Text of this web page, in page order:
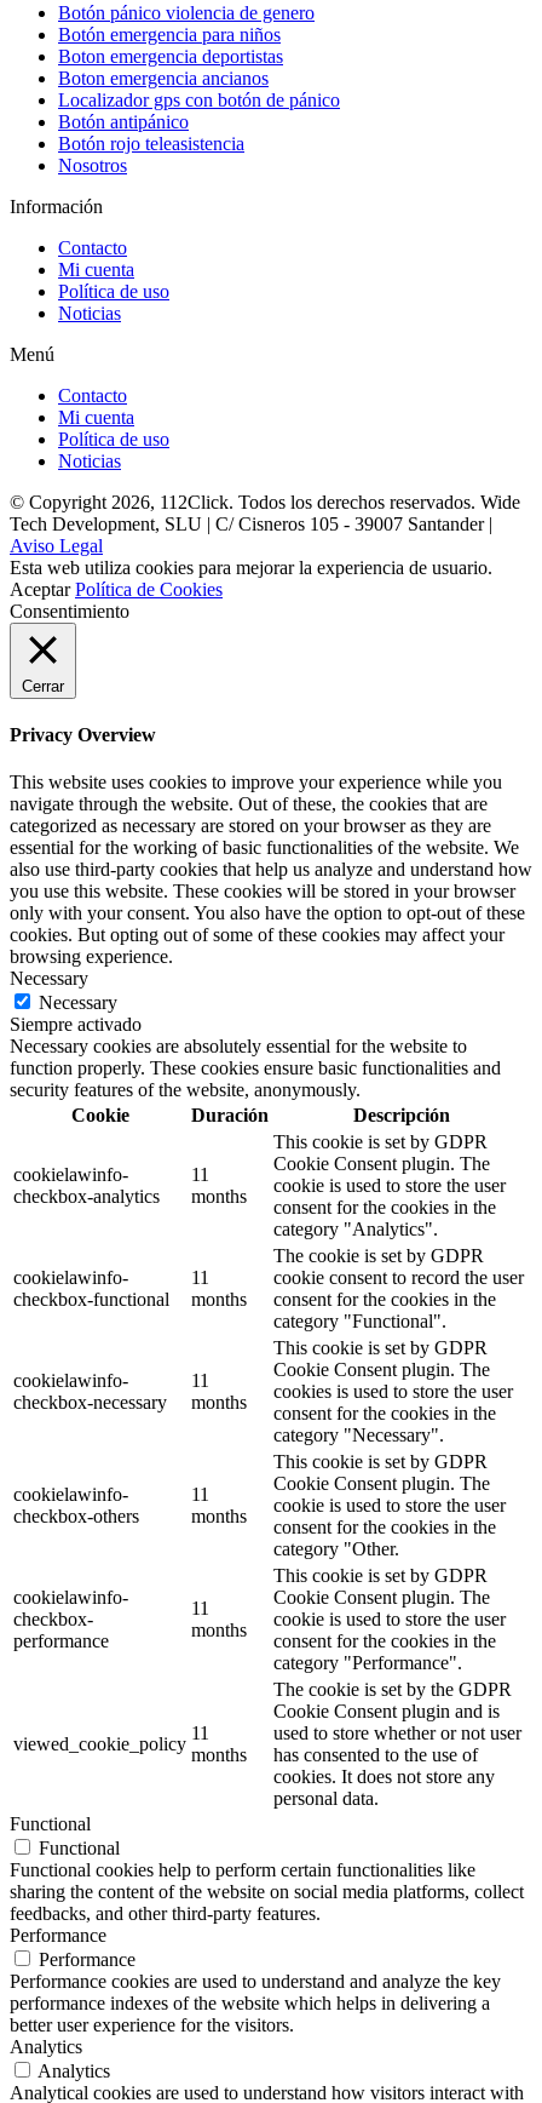
Botón pánico violencia de genero
Botón emergencia para niños
Boton emergencia deportistas
Boton emergencia ancianos
Localizador gps con botón de pánico
Botón antipánico
Botón rojo teleasistencia
Nosotros
Información
Contacto
Mi cuenta
Política de uso
Noticias
Menú
Contacto
Mi cuenta
Política de uso
Noticias
© Copyright 2026, 112Click. Todos los derechos reservados. Wide
Tech Development, SLU | C/ Cisneros 105 - 39007 Santander |
Aviso Legal
Esta web utiliza cookies para mejorar la experiencia de usuario.
Aceptar Política de Cookies
Consentimiento
Cerrar
Privacy Overview
This website uses cookies to improve your experience while you
navigate through the website. Out of these, the cookies that are
categorized as necessary are stored on your browser as they are
essential for the working of basic functionalities of the website. We
also use third-party cookies that help us analyze and understand how
you use this website. These cookies will be stored in your browser
only with your consent. You also have the option to opt-out of these
cookies. But opting out of some of these cookies may affect your
browsing experience.
Necessary
Necessary
Siempre activado
Necessary cookies are absolutely essential for the website to
function properly. These cookies ensure basic functionalities and
security features of the website, anonymously.
Cookie
Duración Descripción
cookielawinfo-
checkbox-analytics
11
months
This cookie is set by GDPR
Cookie Consent plugin. The
cookie is used to store the user
consent for the cookies in the
category "Analytics".
cookielawinfo-
checkbox-functional
11
months
The cookie is set by GDPR
cookie consent to record the user
consent for the cookies in the
category "Functional".
cookielawinfo-
checkbox-necessary
11
months
This cookie is set by GDPR
Cookie Consent plugin. The
cookies is used to store the user
consent for the cookies in the
category "Necessary".
cookielawinfo-
checkbox-others
11
months
This cookie is set by GDPR
Cookie Consent plugin. The
cookie is used to store the user
consent for the cookies in the
category "Other.
cookielawinfo-
checkbox-
performance
11
months
This cookie is set by GDPR
Cookie Consent plugin. The
cookie is used to store the user
consent for the cookies in the
category "Performance".
viewed_cookie_policy
11
months
The cookie is set by the GDPR
Cookie Consent plugin and is
used to store whether or not user
has consented to the use of
cookies. It does not store any
personal data.
Functional
Functional
Functional cookies help to perform certain functionalities like
sharing the content of the website on social media platforms, collect
feedbacks, and other third-party features.
Performance
Performance
Performance cookies are used to understand and analyze the key
performance indexes of the website which helps in delivering a
better user experience for the visitors.
Analytics
Analytics
Analytical cookies are used to understand how visitors interact with